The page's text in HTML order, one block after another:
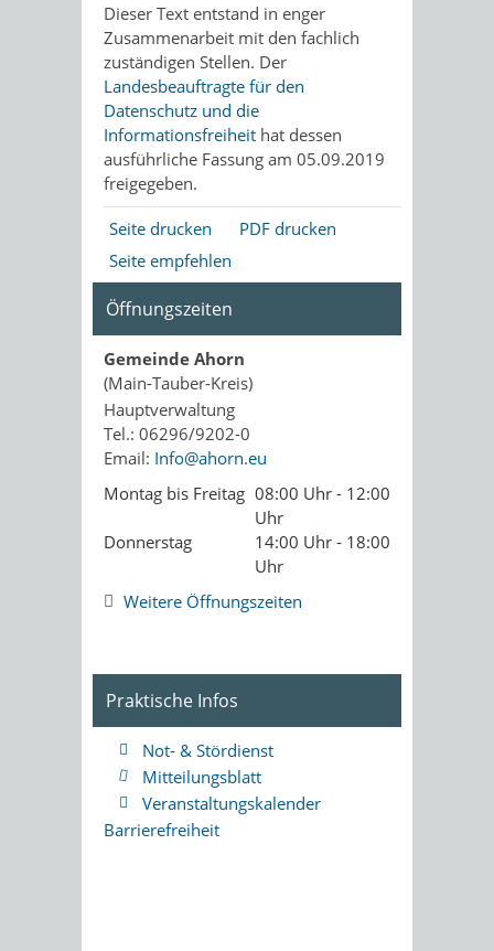
Dieser Text entstand in enger
Zusammenarbeit mit den fachlich
zuständigen Stellen. Der
Landesbeauftragte für den
Datenschutz und die
Informationsfreiheit hat dessen
ausführliche Fassung am 05.09.2019
freigegeben.
Seite drucken
PDF drucken
Seite empfehlen
Öffnungszeiten
Gemeinde Ahorn
(Main-Tauber-Kreis)
Hauptverwaltung
Tel.: 06296/9202-0
Email: Info@ahorn.eu
Montag bis Freitag 08:00 Uhr - 12:00
Uhr
Donnerstag
14:00 Uhr - 18:00
Uhr
Weitere Öffnungszeiten
Praktische Infos
Not- & Stördienst
Mitteilungsblatt
Veranstaltungskalender
Barrierefreiheit